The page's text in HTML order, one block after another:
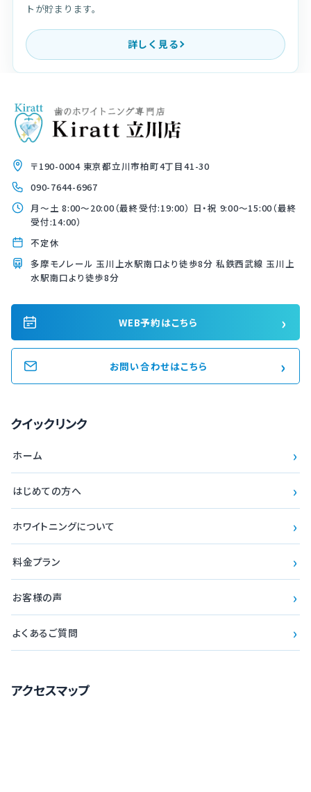
トが貯まります。
詳しく見る
〒190-0004 東京都立川市柏町4丁目41-30
090-7644-6967
月〜土 8:00〜20:00（最終受付:19:00） 日・祝 9:00〜15:00（最終
受付:14:00）
不定休
多摩モノレール 玉川上水駅南口より徒歩8分 私鉄西武線 玉川上
水駅南口より徒歩8分
WEB予約はこちら ›
お問い合わせはこちら ›
クイックリンク
ホーム ›
はじめての方へ ›
ホワイトニングについて ›
料金プラン ›
お客様の声 ›
よくあるご質問 ›
アクセスマップ